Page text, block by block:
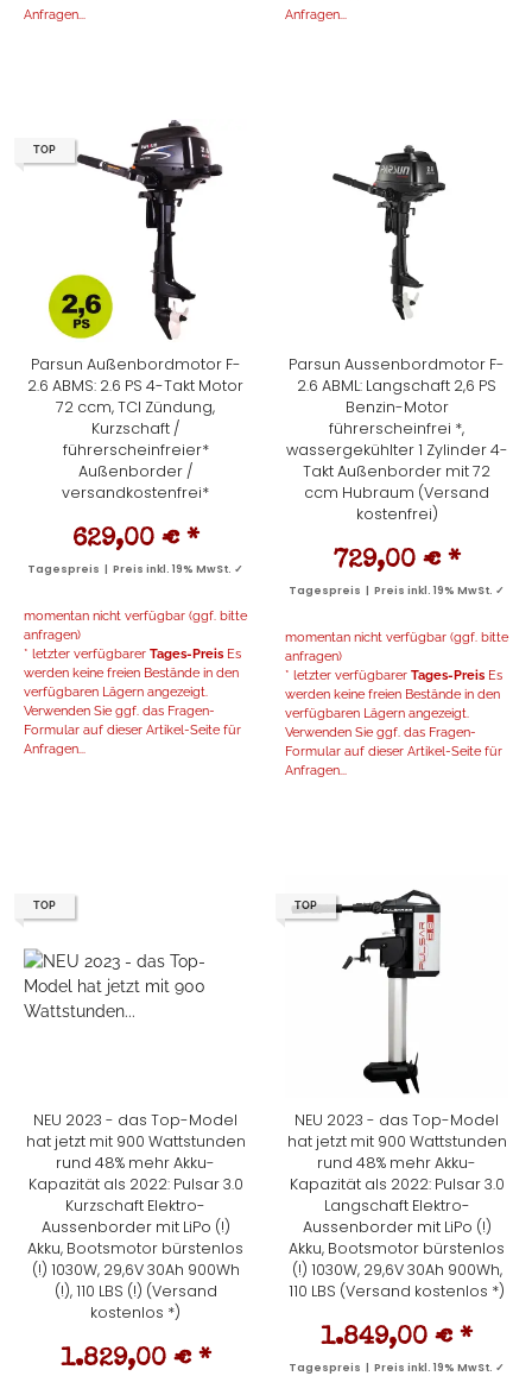
Anfragen...
Anfragen...
TOP
Parsun Außenbordmotor F-
2.6 ABMS: 2.6 PS 4-Takt Motor
72 ccm, TCI Zündung,
Kurzschaft /
führerscheinfreier*
Außenborder /
versandkostenfrei*
629,00 € *
Tagespreis | Preis inkl. 19% MwSt. ✓
momentan nicht verfügbar (ggf. bitte
anfragen)
* letzter verfügbarer Tages-Preis Es
werden keine freien Bestände in den
verfügbaren Lägern angezeigt.
Verwenden Sie ggf. das Fragen-
Formular auf dieser Artikel-Seite für
Anfragen...
Parsun Aussenbordmotor F-
2.6 ABML: Langschaft 2,6 PS
Benzin-Motor
führerscheinfrei *,
wassergekühlter 1 Zylinder 4-
Takt Außenborder mit 72
ccm Hubraum (Versand
kostenfrei)
729,00 € *
Tagespreis | Preis inkl. 19% MwSt. ✓
momentan nicht verfügbar (ggf. bitte
anfragen)
* letzter verfügbarer Tages-Preis Es
werden keine freien Bestände in den
verfügbaren Lägern angezeigt.
Verwenden Sie ggf. das Fragen-
Formular auf dieser Artikel-Seite für
Anfragen...
TOP
NEU 2023 - das Top-Model
hat jetzt mit 900 Wattstunden
rund 48% mehr Akku-
Kapazität als 2022: Pulsar 3.0
Kurzschaft Elektro-
Aussenborder mit LiPo (!)
Akku, Bootsmotor bürstenlos
(!) 1030W, 29,6V 30Ah 900Wh
(!), 110 LBS (!) (Versand
kostenlos *)
1.829,00 € *
TOP
NEU 2023 - das Top-Model
hat jetzt mit 900 Wattstunden
rund 48% mehr Akku-
Kapazität als 2022: Pulsar 3.0
Langschaft Elektro-
Aussenborder mit LiPo (!)
Akku, Bootsmotor bürstenlos
(!) 1030W, 29,6V 30Ah 900Wh,
110 LBS (Versand kostenlos *)
1.849,00 € *
Tagespreis | Preis inkl. 19% MwSt. ✓